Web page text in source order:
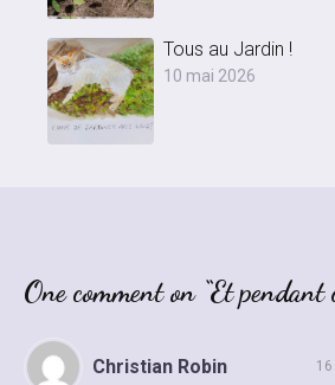
Tous au Jardin !
10 mai 2026
One comment on “Et pendant
Christian Robin